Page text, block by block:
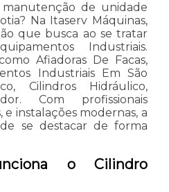
de unidade
Na Itaserv Máquinas,
que busca ao se tratar
Industriais.
Afiadoras De Facas,
Industriais Em São
Cilindros Hidráulico,
Com profissionais
instalações modernas, a
se destacar de forma
o Cilindro